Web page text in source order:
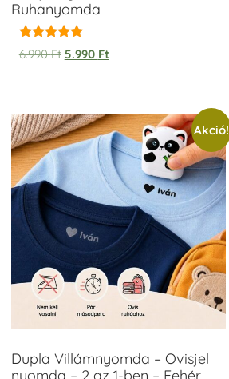
Ruhanyomda
Értékelés:
5.00
6.990Ft 5.990 Ft
Akció!
Dupla Villámnyomda – Ovisjel